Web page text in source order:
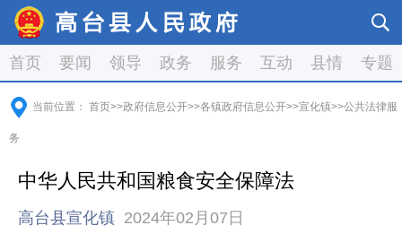
首页 要闻 领导 政务 服务 互动 县情 专题
当前位置： 首页>>政府信息公开>>各镇政府信息公开>>宣化镇>>公共法律服
务
中华人民共和国粮食安全保障法
高台县宣化镇 2024年02月07日